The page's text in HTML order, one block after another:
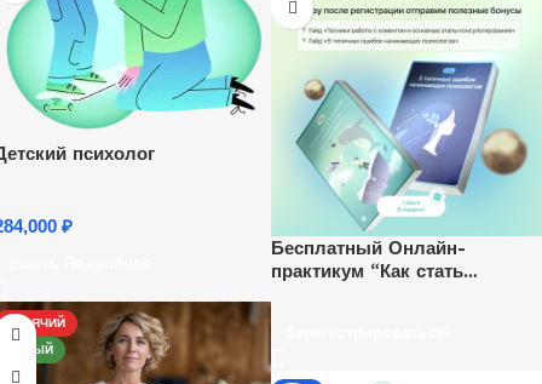
психолог
₽
Бесплатный Онлайн-
практикум “Как стать
ГОРЯЧИЙ
НОВЫЙ